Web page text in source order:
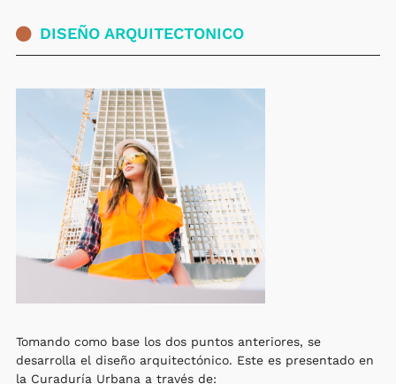
DISEÑO ARQUITECTONICO
Tomando como base los dos puntos anteriores, se
desarrolla el diseño arquitectónico. Este es presentado en
la Curaduría Urbana a través de: